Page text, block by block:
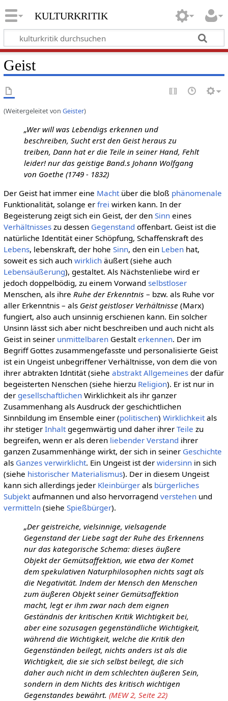
kulturkritik
Geist
(Weitergeleitet von Geister)
„Wer will was Lebendigs erkennen und
beschreiben, Sucht erst den Geist heraus zu
treiben, Dann hat er die Teile in seiner Hand, Fehlt
leider! nur das geistige Band.s Johann Wolfgang
von Goethe (1749 - 1832)
Der Geist hat immer eine Machtüber die bloß phänomenale
Funktionalität, solange er frei wirken kann. In der
Begeisterung zeigt sich ein Geist, der den Sinneines
Verhältnisseszu dessen Gegenstand offenbart. Geist ist die
natürliche Identität einer Schöpfung, Schaffenskraft des
Lebens, lebenskraft, der hohe Sinn, den ein Lebenhat,
soweit es sich auch wirklichäußert (siehe auch
Lebensäußerung), gestaltet. Als Nächstenliebe wird er
jedoch doppelbödig, zu einem Vorwand selbstloser
Menschen, als ihre Ruhe der Erkenntnis – bzw. als Ruhe vor
aller Erkenntnis – als Geist geistloser Verhältnisse (Marx)
fungiert, also auch unsinnig erschienen kann. Ein solcher
Unsinn lässt sich aber nicht beschreiben und auch nicht als
Geist in seiner unmittelbarenGestalterkennen. Der im
Begriff Gottes zusammengefasste und personalisierte Geist
ist ein Ungeist unbegriffener Verhältnisse, von dem die von
ihrer abtrakten Idntität (siehe abstrakt Allgemeinesder dafür
begeisterten Nenschen (siehe hierzu Religion). Er ist nur in
der gesellschaftlichenWirklichkeit als ihr ganzer
Zusammenhang als Ausdruck der geschichtlichen
Sinnbildung im Ensemble einer (politischen) Wirklichkeitals
ihr stetiger Inhaltgegemwärtig und daher ihrer Teile zu
begreifen, wenn er als deren liebender Verstand ihrer
ganzen Zusammenhänge wirkt, der sich in seiner Geschichte
als Ganzes verwirklicht. Ein Ungeist ist der widersinnin sich
(siehe historischer Materialismus). Der in diesem Ungeist
kann sich allerdings jeder Kleinbürgerals bürgerliches
Subjektaufmannen und also hervorragend verstehenund
vermitteln(siehe Spießbürger).
„Der geistreiche, vielsinnige, vielsagende
Gegenstand der Liebe sagt der Ruhe des Erkennens
nur das kategorische Schema: dieses äußere
Objekt der Gemütsaffektion, wie etwa der Komet
dem spekulativen Naturphilosophen nichts sagt als
die Negativität. Indem der Mensch den Menschen
zum äußeren Objekt seiner Gemütsaffektion
macht, legt er ihm zwar nach dem eignen
Geständnis der kritischen Kritik Wichtigkeit bei,
aber eine sozusagen gegenständliche Wichtigkeit,
während die Wichtigkeit, welche die Kritik den
Gegenständen beilegt, nichts anders ist als die
Wichtigkeit, die sie sich selbst beilegt, die sich
daher auch nicht in dem schlechten äußeren Sein,
sondern in dem Nichts des kritisch wichtigen
Gegenstandes bewährt. (MEW 2, Seite 22)